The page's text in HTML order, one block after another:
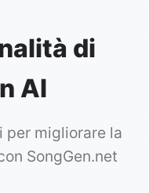
di
AI
per migliorare la
SongGen.net